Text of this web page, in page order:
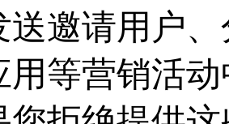
送邀请用户
用等营销活